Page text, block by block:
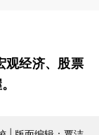
观经济、股票